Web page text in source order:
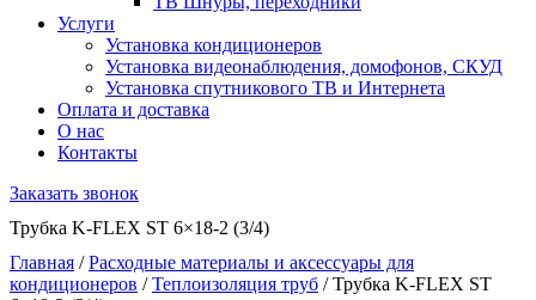
Услуги
Установка кондиционеров
Установка видеонаблюдения, домофонов, СКУД
Установка спутникового ТВ и Интернета
Оплата и доставка
О нас
Контакты
Заказать звонок
Трубка K-FLEX ST 6×18-2 (3/4)
Главная /Расходные материалы и аксессуары для
кондиционеров /Теплоизоляция труб / Трубка K-FLEX ST